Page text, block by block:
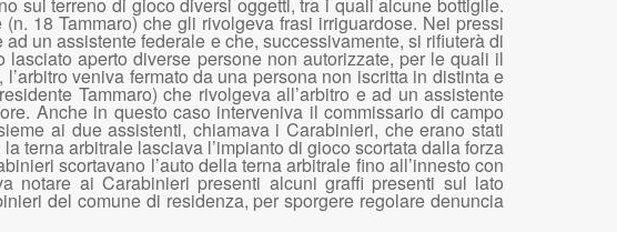
18 Tammaro) che gli rivolgeva frasi irriguardose. Nei pressi
un assistente federale e che, successivamente, si rifiuterà di
aperto diverse persone non autorizzate, per le quali il
veniva fermato da una persona non iscritta in distinta e
Tammaro) che rivolgeva all’arbitro e ad un assistente
Anche in questo caso interveniva il commissario di campo
ai due assistenti, chiamava i Carabinieri, che erano stati
terna arbitrale lasciava l’impianto di gioco scortata dalla forza
scortavano l’auto della terna arbitrale fino all’innesto con
notare ai Carabinieri presenti alcuni graffi presenti sul lato
del comune di residenza, per sporgere regolare denuncia